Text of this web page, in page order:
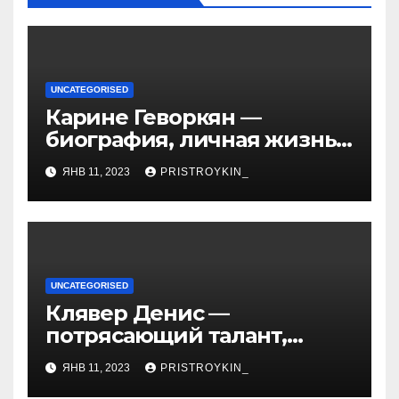
UNCATEGORISED
Карине Геворкян —
биография, личная жизнь
и факты из Википедии —
детали о жизни и карьере
известной актрисы
ЯНВ 11, 2023 PRISTROYKIN_
UNCATEGORISED
Клявер Денис —
потрясающий талант,
захватывающий сердца
миллионов слушателей —
ЯНВ 11, 2023 PRISTROYKIN_